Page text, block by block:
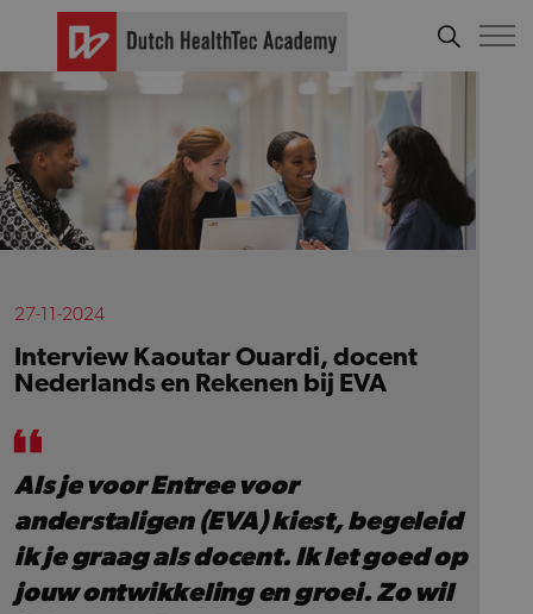
27-11-2024
Interview Kaoutar Ouardi, docent
Nederlands en Rekenen bij EVA
Als je voor Entree voor
anderstaligen (EVA) kiest, begeleid
ik je graag als docent. Ik let goed op
jouw ontwikkeling en groei. Zo wil